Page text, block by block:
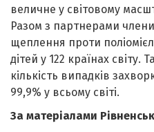
величне у світовому
Разом з партнерами члени
щеплення проти
дітей у 122 країнах
кількість випадків
99,9% у всьому світі.
За матеріалами